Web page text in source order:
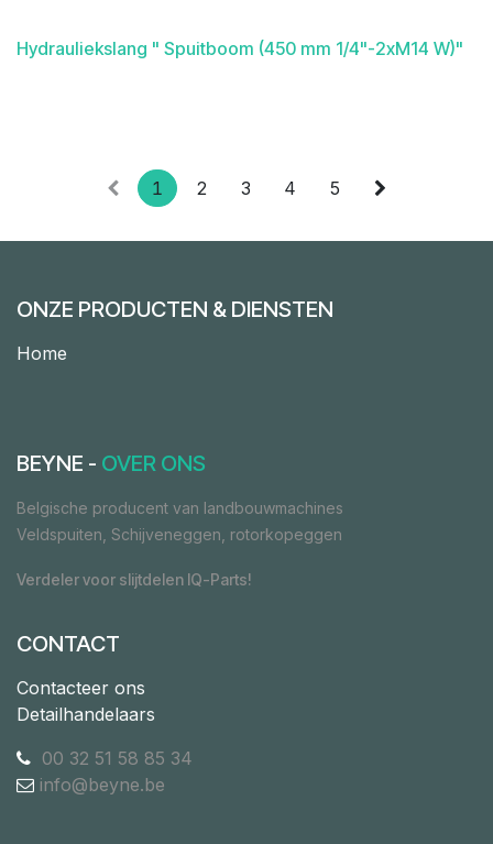
Hydrauliekslang " Spuitboom (450 mm 1/4"-2xM14 W)"
1 2 3 4 5
ONZE PRODUCTEN & DIENSTEN
Home
BEYNE - OVER ONS
Belgische producent van landbouwmachines
Veldspuiten, Schijveneggen, rotorkopeggen
Verdeler voor slijtdelen IQ-Parts!
CONTACT
Contacteer ons
Detailhandelaars
00 32 51 58 85 34
info@beyne.be